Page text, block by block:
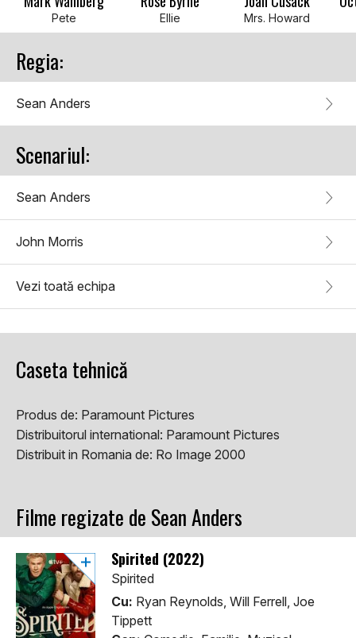
Pete Ellie Mrs. Howard
Regia:
Sean Anders
Scenariul:
Sean Anders
John Morris
Vezi toată echipa
Caseta tehnică
Produs de: Paramount Pictures
Distribuitorul international: Paramount Pictures
Distribuit in Romania de: Ro Image 2000
Filme regizate de Sean Anders
Spirited (2022)
Spirited
Cu: Ryan Reynolds, Will Ferrell, Joe
Tippett